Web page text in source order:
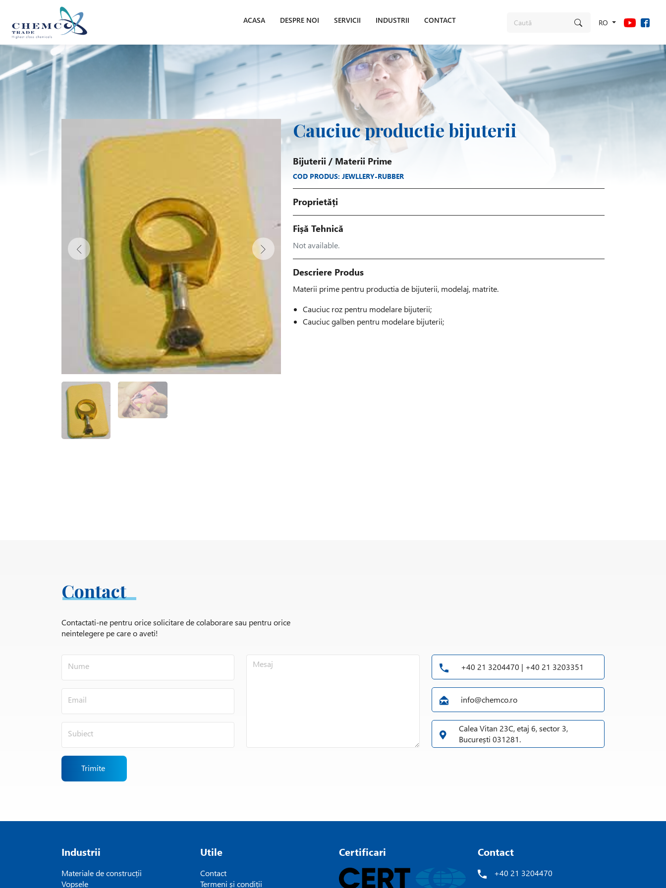
RO
ACASA DESPRE NOI SERVICII INDUSTRII CONTACT
Cauciuc productie bijuterii
Bijuterii/ Materii Prime
COD PRODUS: JEWLLERY-RUBBER
Proprietăți
Fișă Tehnică
Not available.
Descriere Produs
Materii prime pentru productia de bijuterii, modelaj, matrite.
Cauciuc roz pentru modelare bijuterii;
Cauciuc galben pentru modelare bijuterii;
Contact
Contactati-ne pentru orice solicitare de colaborare sau pentru orice
neintelegere pe care o aveti!
Trimite
+40 21 3204470 | +40 21 3203351
info@chemco.ro
Calea Vitan 23C, etaj 6, sector 3,
București 031281.
Industrii
Materiale de construcții
Vopsele
Utile
Contact
Termeni și condiții
Contact
+40 21 3204470
Certificari